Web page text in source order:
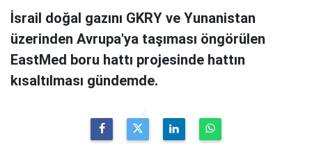
İsrail doğal gazını GKRY ve Yunanistan
üzerinden Avrupa'ya taşıması öngörülen
EastMed boru hattı projesinde hattın
kısaltılması gündemde.